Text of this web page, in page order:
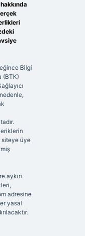
Bilgi
(BTK)
siteye üye
aykırı
adresine
yasal